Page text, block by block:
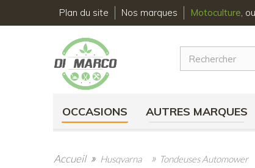
Plan du site Nos marques Motoculture,
OCCASIONS AUTRES MARQUES
Accueil » Husqvarna » Tondeuses Automower